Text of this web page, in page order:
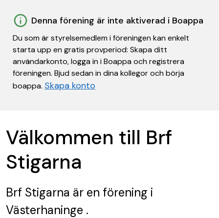
Denna förening är inte aktiverad i Boappa
Du som är styrelsemedlem i föreningen kan enkelt
starta upp en gratis provperiod: Skapa ditt
användarkonto, logga in i Boappa och registrera
föreningen. Bjud sedan in dina kollegor och börja
boappa. Skapa konto
Välkommen till Brf
Stigarna
Brf Stigarna är en förening i
Västerhaninge .